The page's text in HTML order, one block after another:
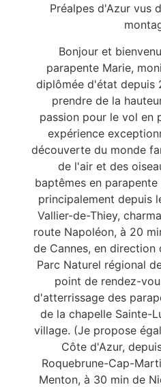
Préalpes d'Azur vus
Bonjour et
parapente Marie,
diplômée d'état depuis
prendre de la
passion pour le vol en
expérience
découverte du monde
de l'air et des
baptêmes en
principalement depuis
Vallier-de-Thiey,
route Napoléon, à 20
de Cannes, en direction
Parc Naturel régional
point de rendez-
d'atterrissage des
de la chapelle Sainte-
village. (Je propose
Côte d'Azur,
Roquebrune-Cap-
Menton, à 30 min de